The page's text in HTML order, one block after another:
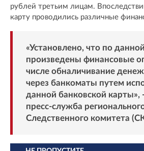
рублей третьим лицам.
карту проводились различные
«Установлено, что по
произведены финансовые
числе обналичивание
через банкоматы путем
данной банковской карты»,
пресс-служба
Следственного комитета